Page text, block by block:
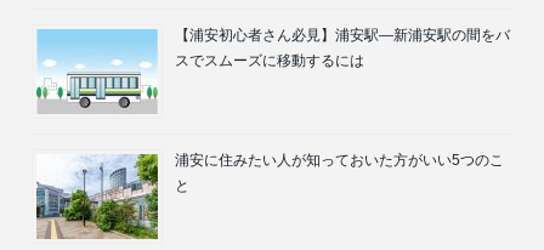
【浦安初心者さん必見】浦安駅―新浦安駅の間をバ
スでスムーズに移動するには
浦安に住みたい人が知っておいた方がいい5つのこ
と